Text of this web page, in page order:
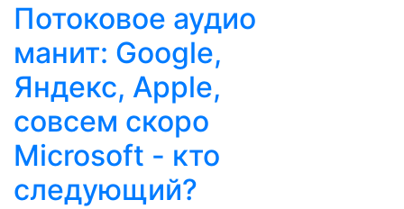
Потоковое аудио
манит: Google,
Яндекс, Apple,
совсем скоро
Microsoft - кто
следующий?